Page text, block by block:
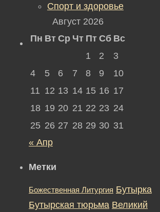
Спорт и здоровье
Август 2026
Пн Вт Ср Чт Пт Сб Вс
1
2
3
4
5 6 7 8 9
10
11 12 13 14 15 16 17
18 19 20 21 22 23 24
25 26 27 28 29 30 31
« Апр
Метки
Божественная Литургия Бутырка
Бутырская тюрьма Великий